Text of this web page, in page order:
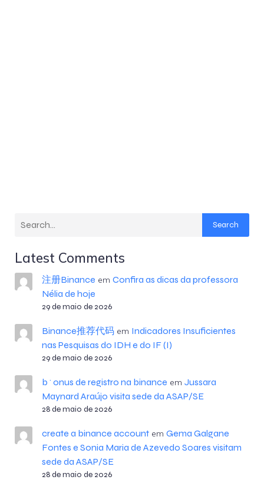
Search
Latest Comments
注册Binance em Confira as dicas da professora
Nélia de hoje
29 de maio de 2026
Binance推荐代码em Indicadores Insuficientes
nas Pesquisas do IDH e do IF (I)
29 de maio de 2026
b^onus de registro na binance em Jussara
Maynard Araújo visita sede da ASAP/SE
28 de maio de 2026
create a binance accountem Gema Galgane
Fontes e Sonia Maria de Azevedo Soares visitam
sede da ASAP/SE
28 de maio de 2026